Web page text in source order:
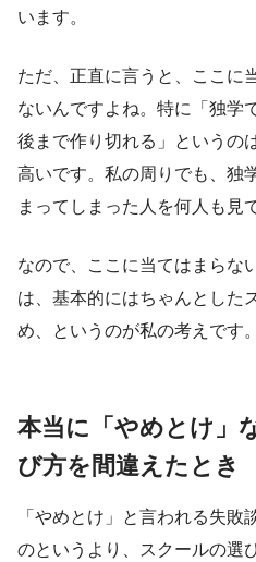
います。
ただ、正直に言うと、ここに
ないんですよね。特に「独学
後まで作り切れる」というの
高いです。私の周りでも、独
まってしまった人を何人も見
なので、ここに当てはまらな
は、基本的にはちゃんとした
め、というのが私の考えです。
本当に「やめとけ」
び方を間違えたとき
「やめとけ」と言われる失敗
のというより、スクールの選